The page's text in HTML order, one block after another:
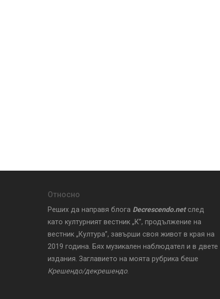
Относно
Реших да направя блога Decrescendo.net след
като културният вестник „К”, продължение на
вестник „Култура”, завърши своя живот в края на
2019 година. Бях музикален наблюдател и в двете
издания. Заглавието на моята рубрика беше
Крешендо/декрешендо.